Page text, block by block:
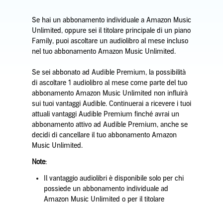
Se hai un abbonamento individuale a Amazon Music
Unlimited, oppure sei il titolare principale di un piano
Family, puoi ascoltare un audiolibro al mese incluso
nel tuo abbonamento Amazon Music Unlimited.
Se sei abbonato ad Audible Premium, la possibilità
di ascoltare 1 audiolibro al mese come parte del tuo
abbonamento Amazon Music Unlimited non influirà
sui tuoi vantaggi Audible. Continuerai a ricevere i tuoi
attuali vantaggi Audible Premium finché avrai un
abbonamento attivo ad Audible Premium, anche se
decidi di cancellare il tuo abbonamento Amazon
Music Unlimited.
Note:
Il vantaggio audiolibri è disponibile solo per chi
possiede un abbonamento individuale ad
Amazon Music Unlimited o per il titolare